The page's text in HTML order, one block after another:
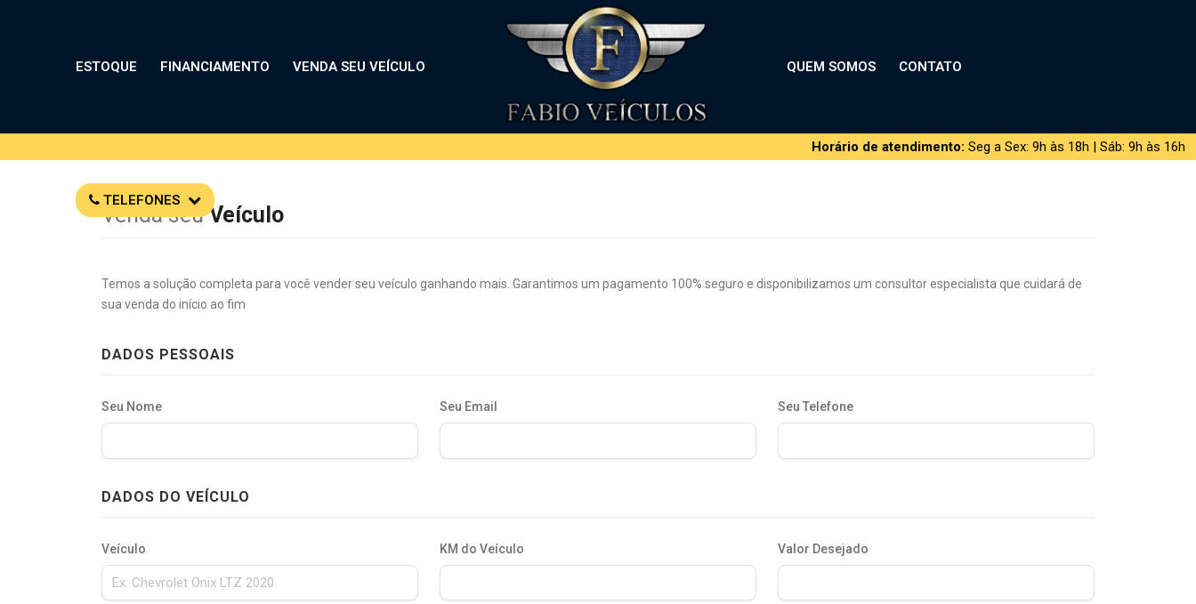
ESTOQUE FINANCIAMENTO VENDA SEU VEÍCULO QUEM SOMOS CONTATO
TELEFONES
Horário de atendimento: Seg a Sex: 9h às 18h | Sáb: 9h às 16h
Venda seuVeículo
Temos a solução completa para você vender seu veículo ganhando mais. Garantimos um pagamento 100% seguro e disponibilizamos um consultor especialista que cuidará de
sua venda do início ao fim
DADOS PESSOAIS
Seu Nome Seu Email Seu Telefone
DADOS DO VEÍCULO
Veículo KM do Veículo Valor Desejado